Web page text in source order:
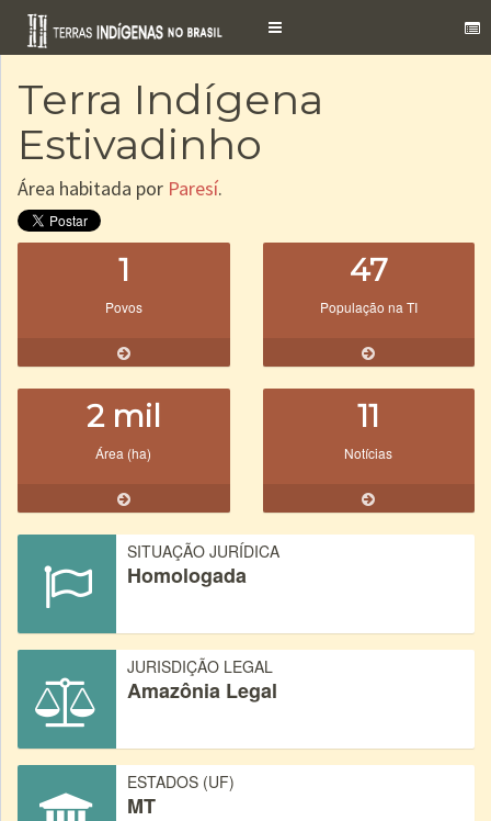
Toggle
Terra Indígena
Estivadinho
Área habitada por Paresí.
1
Povos
47
População na TI
2 mil
Área (ha)
11
Notícias
SITUAÇÃO JURÍDICA
Homologada
JURISDIÇÃO LEGAL
Amazônia Legal
ESTADOS (UF)
MT